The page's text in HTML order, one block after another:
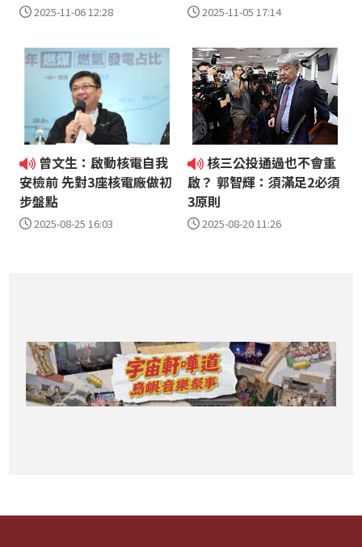
2025-11-06 12:28 2025-11-05 17:14
曾文生：啟動核電自我
安檢前 先對3座核電廠做初
步盤點
2025-08-25 16:03
核三公投通過也不會重
啟？ 郭智輝：須滿足2必須
3原則
2025-08-20 11:26